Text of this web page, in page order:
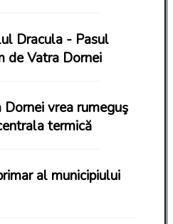
Dracula - Pasul
de Vatra Dornei
Dornei vrea rumeguş
termică
al municipiului